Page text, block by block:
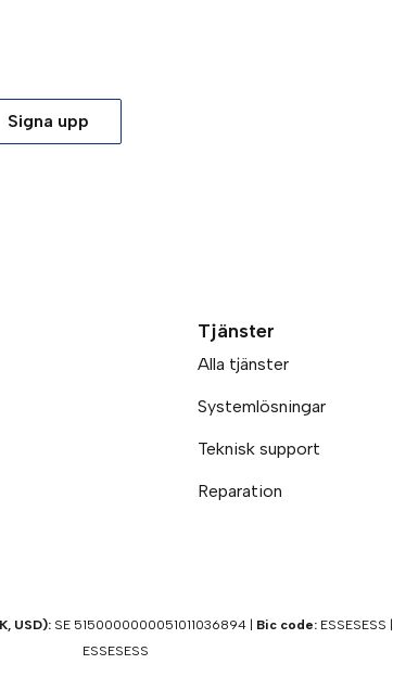
Signa upp
Tjänster
Alla tjänster
Systemlösningar
Teknisk support
Reparation
USD): SE 5150000000051011036894 | Bic code: ESSESESS |
ESSESESS